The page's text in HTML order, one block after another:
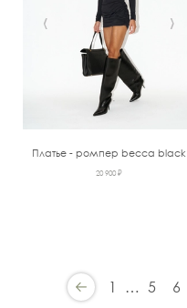
‹ ›
Платье - ромпер becca black
20 900 ₽
1 … 5 6